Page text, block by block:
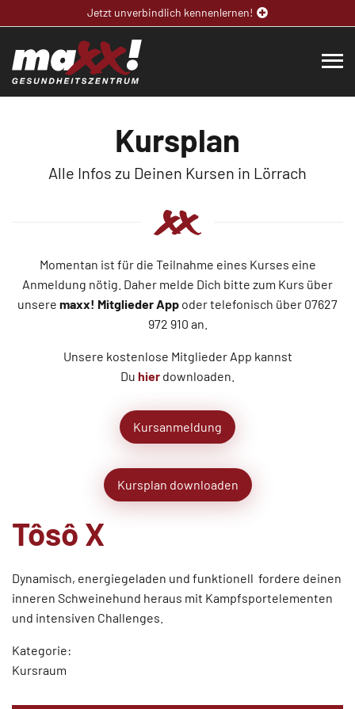
Jetzt unverbindlich kennenlernen!
Kursplan
Alle Infos zu Deinen Kursen in Lörrach
Momentan ist für die Teilnahme eines Kurses eine
Anmeldung nötig. Daher melde Dich bitte zum Kurs über
unsere maxx! Mitglieder App oder telefonisch über 07627
972 910 an.
Unsere kostenlose Mitglieder App kannst
Du hier downloaden.
Kursanmeldung
Kursplan downloaden
Tôsô X
Dynamisch, energiegeladen und funktionell  fordere deinen
inneren Schweinehund heraus mit Kampfsportelementen
und intensiven Challenges.
Kategorie:
Kursraum